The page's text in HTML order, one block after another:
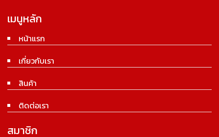
เมนูหลัก
หน้าแรก
เกี่ยวกับเรา
สินค้า
ติดต่อเรา
สมาชิก